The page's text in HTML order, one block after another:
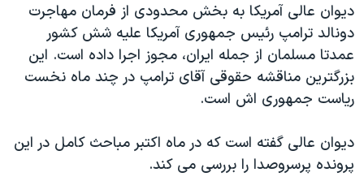
تریبونال مردمی آبان ۹۸
دادگاه حمید نوری
چهل سال گروگان‌گیری
اعتراضات مردمی آبان ۹۸
اسرائیل در جنگ
دیوان عالی آمریکا به بخش محدودی از فرمان مهاجرت
دونالد ترامپ رئیس جمهوری آمریکا علیه شش کشور
عمدتا مسلمان از جمله ایران، مجوز اجرا داده است. این
بزرگترین مناقشه حقوقی آقای ترامپ در چند ماه نخست
ریاست جمهوری اش است.
دیوان عالی گفته است که در ماه اکتبر مباحث کامل در این
پرونده پرسروصدا را بررسی می کند.